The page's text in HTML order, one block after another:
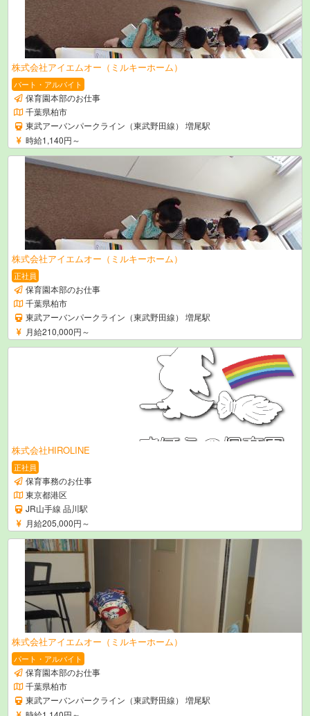
株式会社アイエムオー（ミルキーホーム）
パート・アルバイト
保育園本部のお仕事
千葉県柏市
東武アーバンパークライン（東武野田線） 増尾駅
時給1,140円～
株式会社アイエムオー（ミルキーホーム）
正社員
保育園本部のお仕事
千葉県柏市
東武アーバンパークライン（東武野田線） 増尾駅
月給210,000円～
株式会社HIROLINE
正社員
保育事務のお仕事
東京都港区
JR山手線 品川駅
月給205,000円～
株式会社アイエムオー（ミルキーホーム）
パート・アルバイト
保育園本部のお仕事
千葉県柏市
東武アーバンパークライン（東武野田線） 増尾駅